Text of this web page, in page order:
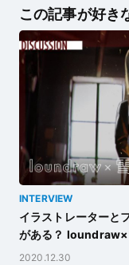
この記事が好き
INTERVIEW
イラストレーターと
がある？ loundraw×
2020.12.30